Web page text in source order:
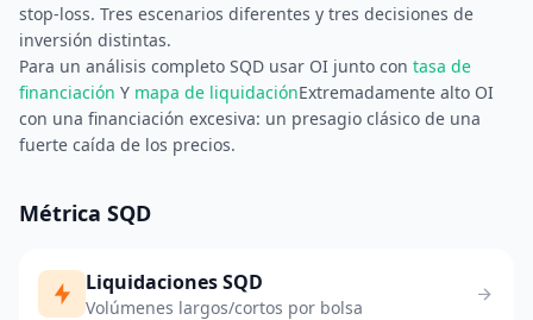
stop-loss. Tres escenarios diferentes y tres decisiones de
inversión distintas.
Para un análisis completo SQD usar OI junto con tasa de
financiación Y mapa de liquidaciónExtremadamente alto OI
con una financiación excesiva: un presagio clásico de una
fuerte caída de los precios.
Métrica SQD
Liquidaciones SQD
Volúmenes largos/cortos por bolsa